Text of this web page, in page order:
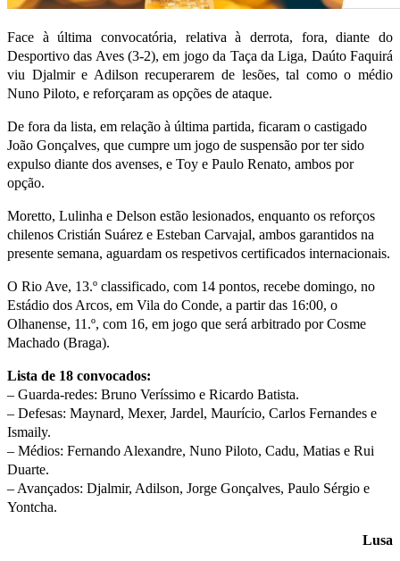
Face à última convocatória, relativa à derrota, fora, diante do
Desportivo das Aves (3-2), em jogo da Taça da Liga, Daúto Faquirá
viu Djalmir e Adilson recuperarem de lesões, tal como o médio
Nuno Piloto, e reforçaram as opções de ataque.
De fora da lista, em relação à última partida, ficaram o castigado
João Gonçalves, que cumpre um jogo de suspensão por ter sido
expulso diante dos avenses, e Toy e Paulo Renato, ambos por
opção.
Moretto, Lulinha e Delson estão lesionados, enquanto os reforços
chilenos Cristián Suárez e Esteban Carvajal, ambos garantidos na
presente semana, aguardam os respetivos certificados internacionais.
O Rio Ave, 13.º classificado, com 14 pontos, recebe domingo, no
Estádio dos Arcos, em Vila do Conde, a partir das 16:00, o
Olhanense, 11.º, com 16, em jogo que será arbitrado por Cosme
Machado (Braga).
Lista de 18 convocados:
– Guarda-redes: Bruno Veríssimo e Ricardo Batista.
– Defesas: Maynard, Mexer, Jardel, Maurício, Carlos Fernandes e
Ismaily.
– Médios: Fernando Alexandre, Nuno Piloto, Cadu, Matias e Rui
Duarte.
– Avançados: Djalmir, Adilson, Jorge Gonçalves, Paulo Sérgio e
Yontcha.
Lusa